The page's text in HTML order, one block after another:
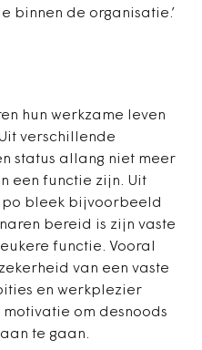
binnen de organisatie.’
hun werkzame leven
verschillende
status allang niet meer
een functie zijn. Uit
bleek bijvoorbeeld
bereid is zijn vaste
functie. Vooral
van een vaste
en werkplezier
om desnoods
te gaan.